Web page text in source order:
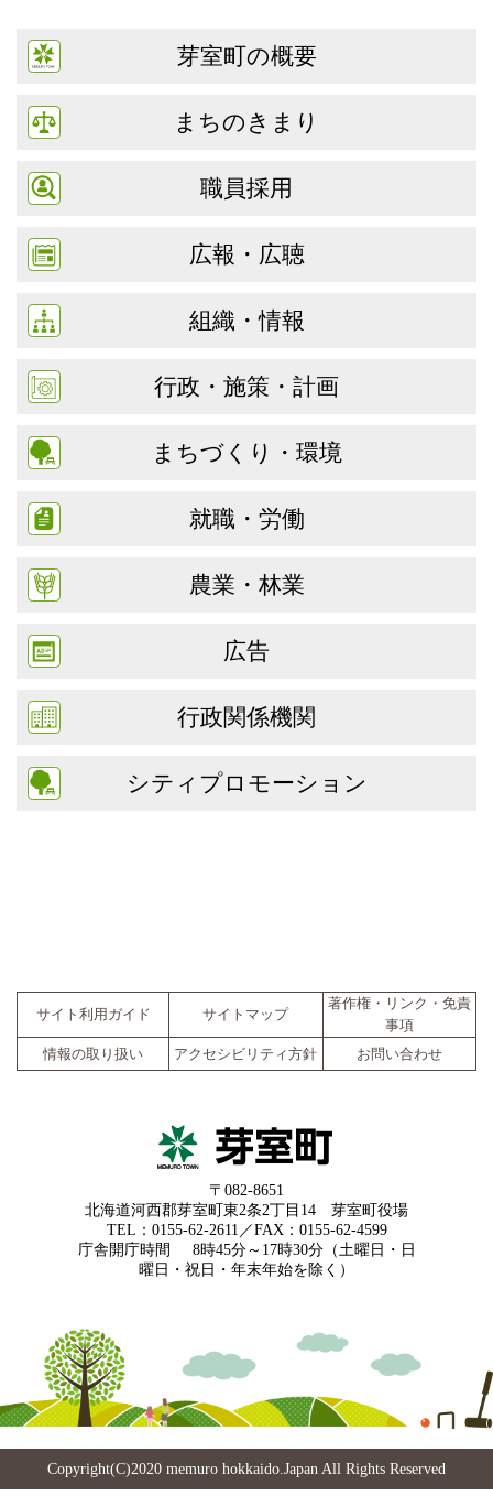
芽室町の概要
まちのきまり
職員採用
広報・広聴
組織・情報
行政・施策・計画
まちづくり・環境
就職・労働
農業・林業
広告
行政関係機関
シティプロモーション
サイト利用ガイド サイトマップ
著作権・リンク・免責
事項
情報の取り扱い
アクセシビリティ方針 お問い合わせ
〒082-8651
北海道河西郡芽室町東2条2丁目14 芽室町役場
TEL：0155-62-2611／FAX：0155-62-4599
庁舎開庁時間
8時45分～17時30分（土曜日・日
曜日・祝日・年末年始を除く）
Copyright(C)2020 memuro hokkaido.Japan All Rights Reserved